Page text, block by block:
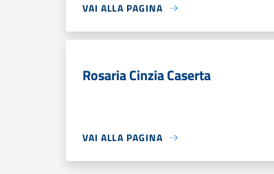
VAI ALLA PAGINA
Rosaria Cinzia Caserta
VAI ALLA PAGINA